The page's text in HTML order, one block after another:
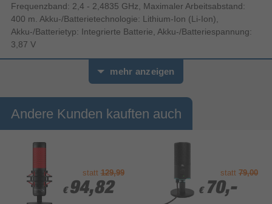
Frequenzband: 2,4 - 2,4835 GHz, Maximaler Arbeitsabstand:
400 m. Akku-/Batterietechnologie: Lithium-Ion (Li-Ion),
Akku-/Batterietyp: Integrierte Batterie, Akku-/Batteriespannung:
3,87 V
mehr anzeigen
Andere Kunden kauften auch
statt129,99
€ 94,82
€ 94,82
statt79,00
€ 70,-
€ 70,-